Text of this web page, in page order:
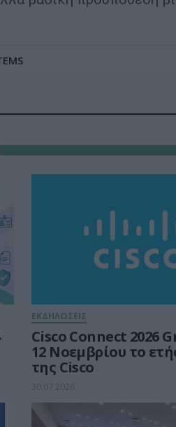
ΕΚΔΗΛΩΣΕΙΣ
Cisco Connect 2026
12 Νοεμβρίου το
της Cisco
30.07.2026